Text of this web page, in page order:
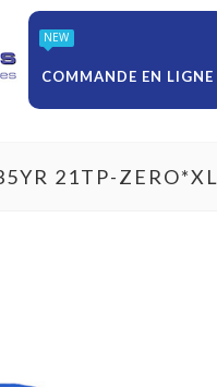
NEW
COMMANDE EN LIGNE
21TP-